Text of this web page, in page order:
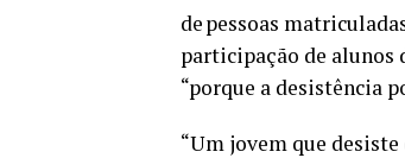
de pessoas
participação de alunos
“porque a desistência
“Um jovem que